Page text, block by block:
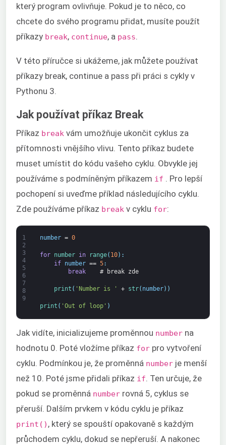
který program ovlivňuje. Pokud je to něco, co
chcete do svého programu přidat, musíte použít
příkazy break, continue, a pass
V této příručce si ukážeme, jak můžete používat
příkazy break, continue a pass při práci s cykly v
Pythonu 3.
Jak používat příkaz Break
Příkaz break vám umožňuje ukončit cyklus za
přítomnosti vnějšího vlivu. Tento příkaz budete
muset umístit do kódu vašeho cyklu. Obvykle jej
používáme s podmíněným příkazem if
. Pro lepší
pochopení si uveďme příklad následujícího cyklu.
Zde používáme příkaz break v cyklu for:
1
2
3
4
5
6
7
8
9
number = 0
for number in range( 10) :
if
number == 5:
break
# break zde
print ( 'Number is ' + str( number) )
print ( 'Out of loop' )
Jak vidíte, inicializujeme proměnnou number na
hodnotu 0. Poté vložíme příkaz for pro vytvoření
cyklu. Podmínkou je, že proměnná number je menší
než 10. Poté jsme přidali příkaz if. Ten určuje, že
pokud se proměnná number rovná 5, cyklus se
přeruší. Dalším prvkem v kódu cyklu je příkaz
print() , který se spouští opakovaně s každým
průchodem cyklu, dokud se nepřeruší. A nakonec